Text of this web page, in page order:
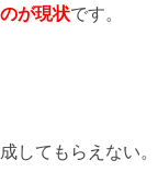
が現状です。
してもらえない。